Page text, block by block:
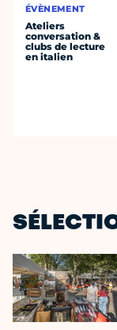
ÉVÈNEMENT
Ateliers
conversation &
clubs de lecture
en italien